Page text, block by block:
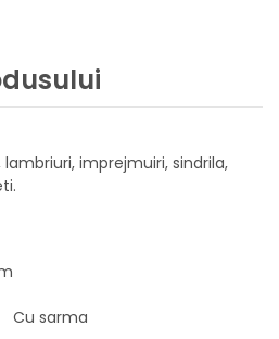
imprejmuiri, sindrila,
Cu sarma